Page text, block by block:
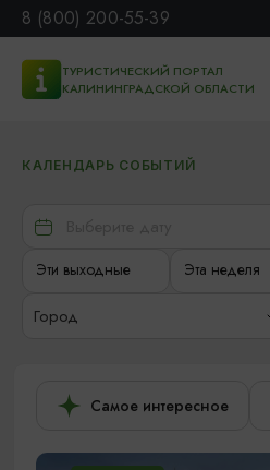
8 (800) 200-55-39
ТУРИСТИЧЕСКИЙ ПОРТАЛ
КАЛИНИНГРАДСКОЙ ОБЛАСТИ
КАЛЕНДАРЬ СОБЫТИЙ
Эти выходные Эта неделя
Город
Самое интересное